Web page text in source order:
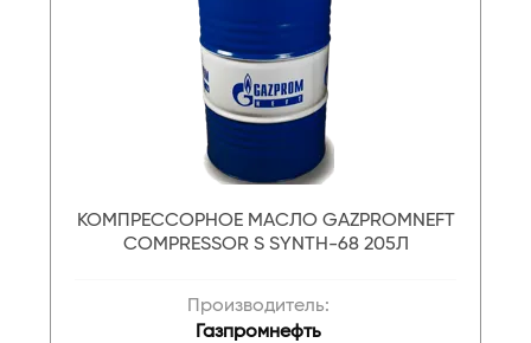
КОМПРЕССОРНОЕ МАСЛО GAZPROMNEFT
COMPRESSOR S SYNTH-68 205Л
Производитель:
Газпромнефть